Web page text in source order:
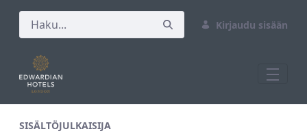
Kirjaudu sisään
SISÄLTÖJULKAISIJA